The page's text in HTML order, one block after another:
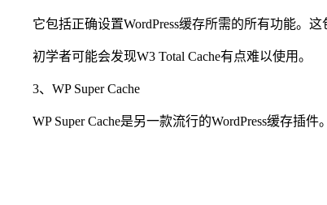
它包括正确设置WordPress缓存所需的所有功能。这
初学者可能会发现W3 Total Cache有点难以使用。
3、WP Super Cache
WP Super Cache是另一款流行的WordPress缓存插件